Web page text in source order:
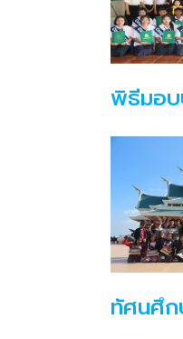
พิธีมอบ
ทัศนศึก